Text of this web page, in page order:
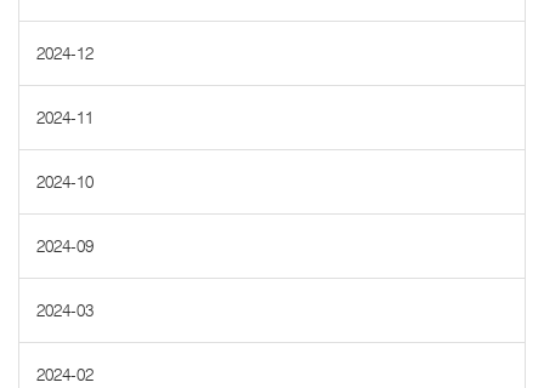
2024-12
2024-11
2024-10
2024-09
2024-03
2024-02